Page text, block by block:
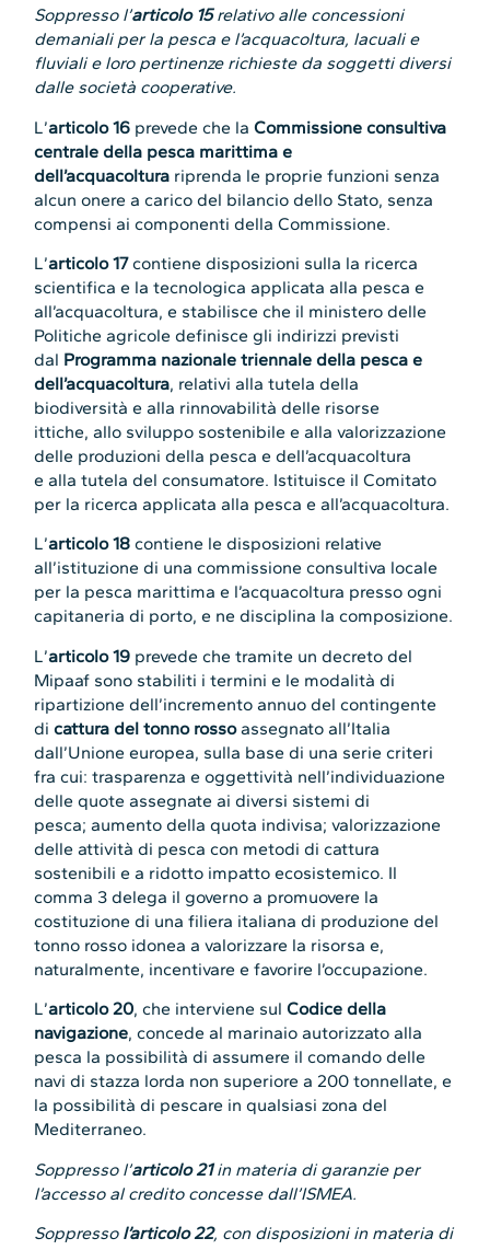
Soppresso l’articolo 15relativo alle concessioni
demaniali per la pesca e l’acquacoltura, lacuali e
fluviali e loro pertinenze richieste da soggetti diversi
dalle società cooperative.
L’articolo 16 prevede che laCommissione consultiva
centrale della pesca marittima e
dell’acquacoltura riprenda le proprie funzioni senza
alcun onere a carico del bilancio dello Stato, senza
compensi ai componenti della Commissione.
L’articolo 17contiene disposizioni sulla la ricerca
scientifica e la tecnologica applicata alla pesca e
all’acquacoltura, e stabilisce che il ministero delle
Politiche agricole definisce gli indirizzi previsti
dal Programma nazionale triennale della pesca e
dell’acquacoltura, relativi alla tutela della
biodiversità e alla rinnovabilità delle risorse
ittiche, allo sviluppo sostenibile e alla valorizzazione
delle produzioni della pesca e dell’acquacoltura
e alla tutela del consumatore. Istituisce il Comitato
per la ricerca applicata alla pesca e all’acquacoltura.
L’articolo 18 contiene le disposizioni relative
all’istituzione di una commissione consultiva locale
per la pesca marittima e l’acquacoltura presso ogni
capitaneria di porto, e ne disciplina la composizione.
L’articolo 19 prevede che tramite un decreto del
Mipaaf sono stabiliti i termini e le modalità di
ripartizione dell’incremento annuo del contingente
dicattura del tonno rossoassegnato all’Italia
dall’Unione europea, sulla base di una serie criteri
fra cui: trasparenza e oggettività nell’individuazione
delle quote assegnate ai diversi sistemi di
pesca; aumento della quota indivisa; valorizzazione
delle attività di pesca con metodi di cattura
sostenibili e a ridotto impatto ecosistemico. Il
comma 3 delega il governo a promuovere la
costituzione di una filiera italiana di produzione del
tonno rosso idonea a valorizzare la risorsa e,
naturalmente, incentivare e favorire l’occupazione.
L’articolo 20, che interviene sulCodice della
navigazione, concede al marinaio autorizzato alla
pesca la possibilità di assumere il comando delle
navi di stazza lorda non superiore a 200 tonnellate, e
la possibilità di pescare in qualsiasi zona del
Mediterraneo.
Soppresso l’articolo 21in materia di garanzie per
l’accesso al credito concesse dall’ISMEA.
Soppresso l’articolo 22, con disposizioni in materia di